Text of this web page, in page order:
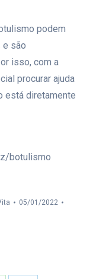
podem
e são
isso, com a
procurar ajuda
está diretamente
botulismo
05/01/2022